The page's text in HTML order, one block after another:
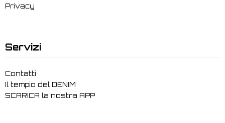
Privacy
Servizi
Contatti
Il tempio del DENIM
SCARICA la nostra APP